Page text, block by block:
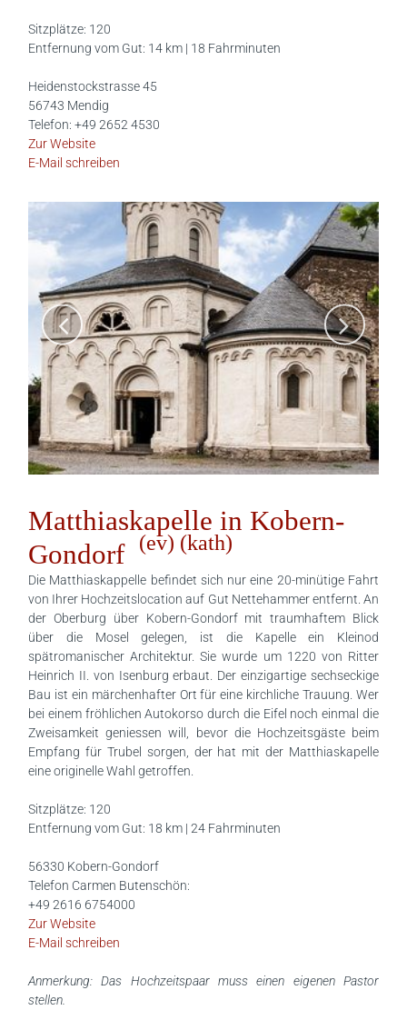
Sitzplätze: 120
Entfernung vom Gut: 14 km | 18 Fahrminuten
Heidenstockstrasse 45
56743 Mendig
Telefon: +49 2652 4530
Zur Website
E-Mail schreiben
Matthiaskapelle in Kobern-
Gondorf
(ev) (kath)
Die Matthiaskappelle befindet sich nur eine 20-minütige Fahrt
von Ihrer Hochzeitslocation auf Gut Nettehammer entfernt. An
der Oberburg über Kobern-Gondorf mit traumhaftem Blick
über die Mosel gelegen, ist die Kapelle ein Kleinod
spätromanischer Architektur. Sie wurde um 1220 von Ritter
Heinrich II. von Isenburg erbaut. Der einzigartige sechseckige
Bau ist ein märchenhafter Ort für eine kirchliche Trauung. Wer
bei einem fröhlichen Autokorso durch die Eifel noch einmal die
Zweisamkeit geniessen will, bevor die Hochzeitsgäste beim
Empfang für Trubel sorgen, der hat mit der Matthiaskapelle
eine originelle Wahl getroffen.
Sitzplätze: 120
Entfernung vom Gut: 18 km | 24 Fahrminuten
56330 Kobern-Gondorf
Telefon Carmen Butenschön:
+49 2616 6754000
Zur Website
E-Mail schreiben
Anmerkung: Das Hochzeitspaar muss einen eigenen Pastor
stellen.